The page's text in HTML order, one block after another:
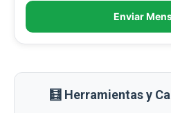
Enviar
🧮 Herramientas y